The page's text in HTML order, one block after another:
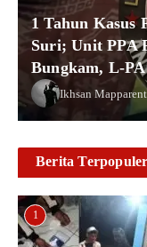
1 Tahun Kasus
Suri; Unit PPA
Bungkam, L-
Ikhsan
Berita Terpopuler
1